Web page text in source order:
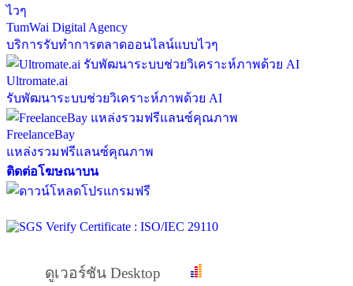
TumWai Digital Agency
บริการรับทำการตลาดออนไลน์แบบไวๆ
Ultromate.ai
รับพัฒนาระบบช่วยวิเคราะห์ภาพด้วย AI
FreelanceBay
แหล่งรวมฟรีแลนซ์คุณภาพ
ติดต่อโฆษณาบน
ดูเวอร์ชัน Desktop